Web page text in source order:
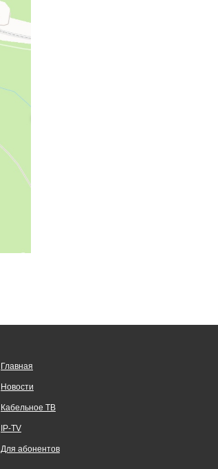
Главная
Новости
Кабельное ТВ
IP-TV
Для абонентов